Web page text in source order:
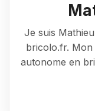
Je suis
bricolo.fr. Mon
autonome en